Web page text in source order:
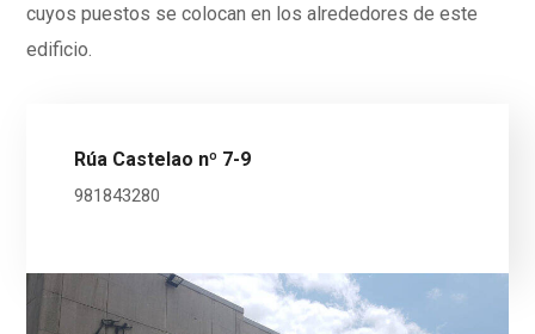
cuyos puestos se colocan en los alrededores de este
edificio.
Rúa Castelao nº 7-9
981843280